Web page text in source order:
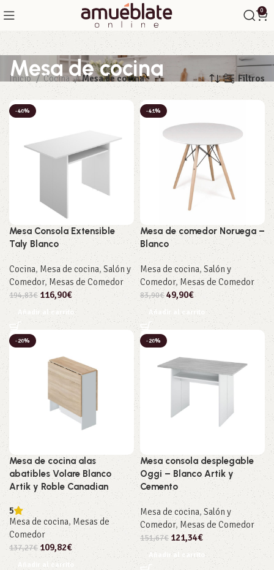
0
Mesa de cocina
Inicio Cocina Mesa de cocina Filtros
-40%
Mesa Consola Extensible
Taly Blanco
Cocina, Mesa de cocina, Salón y
Comedor, Mesas de Comedor
194,83€ 116,90€
Añadir al carrito
-41%
Mesa de comedor Noruega –
Blanco
Mesa de cocina, Salón y
Comedor,Mesas de Comedor
83,90€49,90€
Añadir al carrito
-20%
Mesa de cocina alas
abatibles Volare Blanco
Artik y Roble Canadian
5
Mesa de cocina, Mesas de
Comedor
137,27€ 109,82€
Añadir al carrito
-20%
Mesa consola desplegable
Oggi – Blanco Artik y
Cemento
Mesa de cocina,Salón y
Comedor, Mesas de Comedor
151,67€ 121,34€
Añadir al carrito